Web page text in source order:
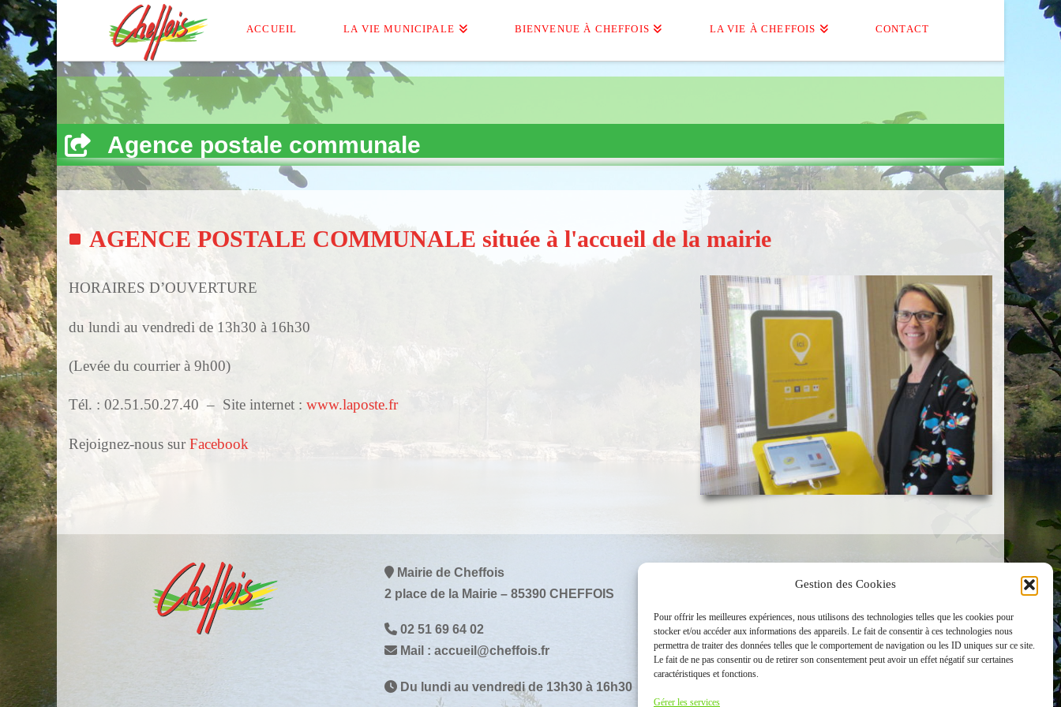
Gestion des Cookies
Pour offrir les meilleures expériences, nous utilisons des technologies telles que les cookies pour
stocker et/ou accéder aux informations des appareils. Le fait de consentir à ces technologies nous
permettra de traiter des données telles que le comportement de navigation ou les ID uniques sur ce site.
Le fait de ne pas consentir ou de retirer son consentement peut avoir un effet négatif sur certaines
caractéristiques et fonctions.
Gérer les services
ACCUEIL LA VIE MUNICIPALE BIENVENUE À CHEFFOIS LA VIE À CHEFFOIS CONTACT
Agence postale communale
AGENCE POSTALE COMMUNALE située à l'accueil de la mairie
HORAIRES D’OUVERTURE
du lundi au vendredi de 13h30 à 16h30
(Levée du courrier à 9h00)
Tél. : 02.51.50.27.40 – Site internet : www.laposte.fr
Rejoignez-nous surFacebook
Mairie de Cheffois
2 place de la Mairie – 85390 CHEFFOIS
02 51 69 64 02
Mail : accueil@cheffois.fr
Du lundi au vendredi de 13h30 à 16h30
Restons en contact !